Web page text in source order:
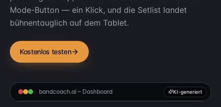
Mode-Button — ein Klick, und die Setlist landet
bühnentauglich auf dem Tablet.
Kostenlos testen
bandcoach.ai – Dashboard KI-generiert